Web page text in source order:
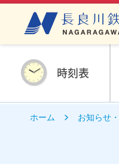
時刻表
ホーム お知らせ